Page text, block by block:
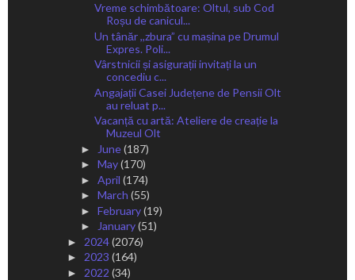
Vreme schimbătoare: Oltul, sub Cod
Roșu de canicul...
Un tânăr ,,zbura” cu mașina pe Drumul
Expres. Poli...
Vârstnicii și asigurații invitați la un
concediu c...
Angajații Casei Județene de Pensii Olt
au reluat p...
Vacanță cu artă: Ateliere de creație la
Muzeul Olt
► June(187)
► May(170)
► April (174)
► March (55)
► February(19)
► January(51)
► 2024(2076)
► 2023 (164)
► 2022 (34)